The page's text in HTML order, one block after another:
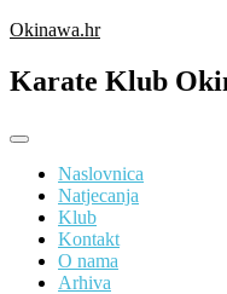
Preskoči
sadržaj
Okinawa.hr
Karate Klub
Naslovnica
Natjecanja
Klub
Kontakt
O nama
Arhiva